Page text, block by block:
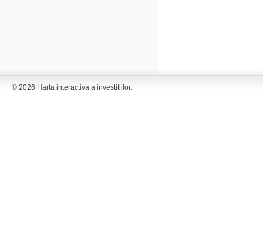
© 2026 Harta interactiva a investitiilor.